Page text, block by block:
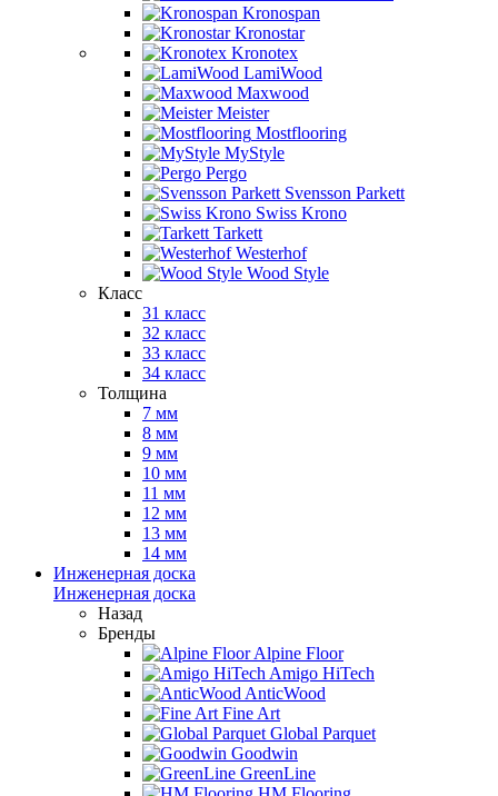
Kronospan
Kronostar
Kronotex
LamiWood
Maxwood
Meister
Mostflooring
MyStyle
Pergo
Svensson Parkett
Swiss Krono
Tarkett
Westerhof
Wood Style
Класс
31 класс
32 класс
33 класс
34 класс
Толщина
7 мм
8 мм
9 мм
10 мм
11 мм
12 мм
13 мм
14 мм
Инженерная доска
Инженерная доска
Назад
Бренды
Alpine Floor
Amigo HiTech
AnticWood
Fine Art
Global Parquet
Goodwin
GreenLine